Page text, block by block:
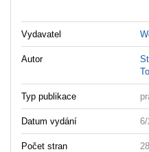
Vydavatel
Autor
Typ publikace
Datum vydání
Počet stran